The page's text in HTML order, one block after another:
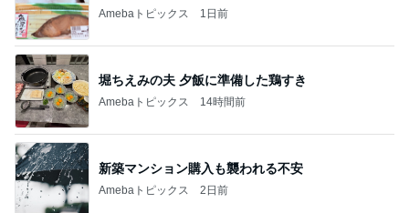
Amebaトピックス 1日前
堀ちえみの夫 夕飯に準備した鶏すき
Amebaトピックス 14時間前
新築マンション購入も襲われる不安
Amebaトピックス 2日前